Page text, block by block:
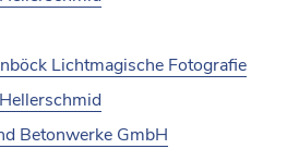
Lichtmagische Fotografie
Betonwerke GmbH